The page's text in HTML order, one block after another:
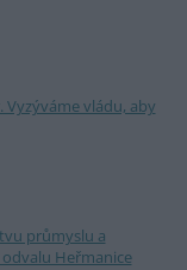
Vyzýváme vládu, aby
průmyslu a
Heřmanice